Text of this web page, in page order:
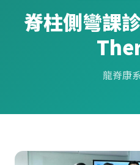
脊柱側彎課
龍脊康